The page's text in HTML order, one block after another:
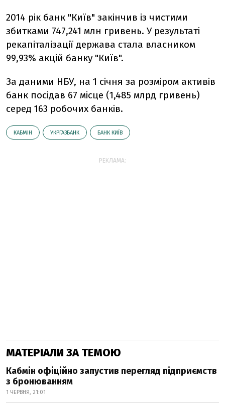
2014 рік банк "Київ" закінчив із чистими
збитками 747,241 млн гривень. У результаті
рекапіталізації держава стала власником
99,93% акцій банку "Київ".
За даними НБУ, на 1 січня за розміром активів
банк посідав 67 місце (1,485 млрд гривень)
серед 163 робочих банків.
КАБМІН УКРГАЗБАНК БАНК КИЇВ
РЕКЛАМА:
МАТЕРІАЛИ ЗА ТЕМОЮ
Кабмін офіційно запустив перегляд підприємств
з бронюванням
1 ЧЕРВНЯ, 21:01